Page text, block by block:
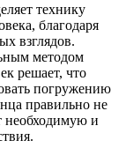
технику
благодаря
взглядов.
методом
решает, что
погружению
правильно не
необходимую и